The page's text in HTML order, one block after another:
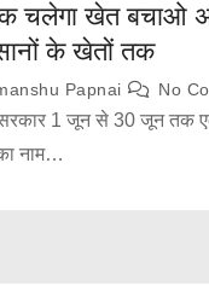
चलेगा खेत बचाओ
के खेतों तक
Papnai No
1 जून से 30 जून तक
नाम…